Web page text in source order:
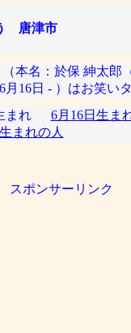
唐津市
本名：於保 紳太郎
月16日 - ）はお笑い
まれ 6月16日生ま
まれの人
スポンサーリンク